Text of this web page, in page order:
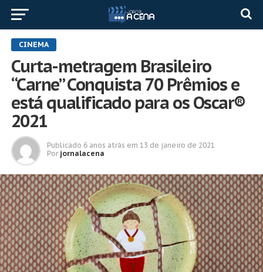
CINEMA
Curta-metragem Brasileiro
“Carne” Conquista 70 Prêmios e
está qualificado para os Oscar®
2021
Publicado 6 anos atrás em 13 de janeiro de 2021
Por jornalacena